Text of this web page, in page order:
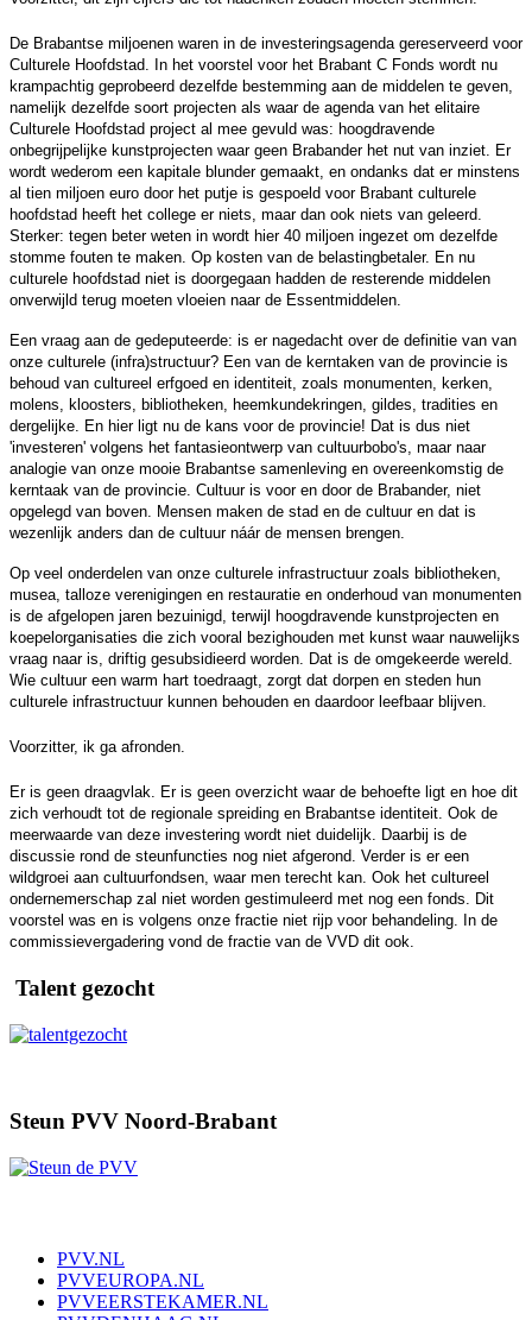
De Brabantse miljoenen waren in de investeringsagenda gereserveerd voor
Culturele Hoofdstad. In het voorstel voor het Brabant C Fonds wordt nu
krampachtig geprobeerd dezelfde bestemming aan de middelen te geven,
namelijk dezelfde soort projecten als waar de agenda van het elitaire
Culturele Hoofdstad project al mee gevuld was: hoogdravende
onbegrijpelijke kunstprojecten waar geen Brabander het nut van inziet. Er
wordt wederom een kapitale blunder gemaakt, en ondanks dat er minstens
al tien miljoen euro door het putje is gespoeld voor Brabant culturele
hoofdstad heeft het college er niets, maar dan ook niets van geleerd.
Sterker: tegen beter weten in wordt hier 40 miljoen ingezet om dezelfde
stomme fouten te maken. Op kosten van de belastingbetaler. En nu
culturele hoofdstad niet is doorgegaan hadden de resterende middelen
onverwijld terug moeten vloeien naar de Essentmiddelen.
Een vraag aan de gedeputeerde: is er nagedacht over de definitie van van
onze culturele (infra)structuur? Een van de kerntaken van de provincie is
behoud van cultureel erfgoed en identiteit, zoals monumenten, kerken,
molens, kloosters, bibliotheken, heemkundekringen, gildes, tradities en
dergelijke. En hier ligt nu de kans voor de provincie! Dat is dus niet
'investeren' volgens het fantasieontwerp van cultuurbobo's, maar naar
analogie van onze mooie Brabantse samenleving en overeenkomstig de
kerntaak van de provincie. Cultuur is voor en door de Brabander, niet
opgelegd van boven. Mensen maken de stad en de cultuur en dat is
wezenlijk anders dan de cultuur náár de mensen brengen.
Op veel onderdelen van onze culturele infrastructuur zoals bibliotheken,
musea, talloze verenigingen en restauratie en onderhoud van monumenten
is de afgelopen jaren bezuinigd, terwijl hoogdravende kunstprojecten en
koepelorganisaties die zich vooral bezighouden met kunst waar nauwelijks
vraag naar is, driftig gesubsidieerd worden. Dat is de omgekeerde wereld.
Wie cultuur een warm hart toedraagt, zorgt dat dorpen en steden hun
culturele infrastructuur kunnen behouden en daardoor leefbaar blijven.
Voorzitter, ik ga afronden.
Er is geen draagvlak. Er is geen overzicht waar de behoefte ligt en hoe dit
zich verhoudt tot de regionale spreiding en Brabantse identiteit. Ook de
meerwaarde van deze investering wordt niet duidelijk. Daarbij is de
discussie rond de steunfuncties nog niet afgerond. Verder is er een
wildgroei aan cultuurfondsen, waar men terecht kan. Ook het cultureel
ondernemerschap zal niet worden gestimuleerd met nog een fonds. Dit
voorstel was en is volgens onze fractie niet rijp voor behandeling. In de
commissievergadering vond de fractie van de VVD dit ook.
Talent gezocht
Steun PVV Noord-Brabant
PVV.NL
PVVEUROPA.NL
PVVEERSTEKAMER.NL